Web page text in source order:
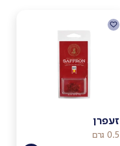
זעפרן
0.5 גרם